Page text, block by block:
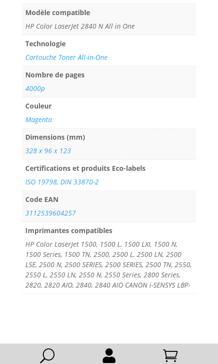
Modèle compatible
HP Color LaserJet 2840 N All in One
Technologie
Cartouche Toner All-in-One
Nombre de pages
4000p
Couleur
Magenta
Dimensions (mm)
328 x 96 x 123
Certifications et produits Eco-labels
ISO 19798, DIN 33870-2
Code EAN
3112539604257
Imprimantes compatibles
HP Color LaserJet 1500, 1500 L, 1500 LXI, 1500 N,
1500 Series, 1500 TN, 2500, 2500 L, 2500 LN, 2500
LSE, 2500 N, 2500 SERIES, 2500 SERIES, 2500 TN, 2550,
2550 L, 2550 LN, 2550 N, 2550 Series, 2800 Series,
2820, 2820 AIO, 2840, 2840 AIO CANON i-SENSYS LBP-
U  